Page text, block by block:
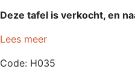
Deze tafel is verkocht, en
Lees meer
Code: H035